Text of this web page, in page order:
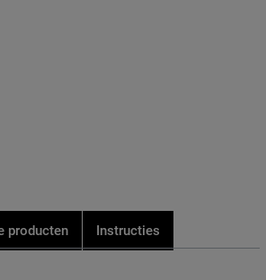
producten Instructies